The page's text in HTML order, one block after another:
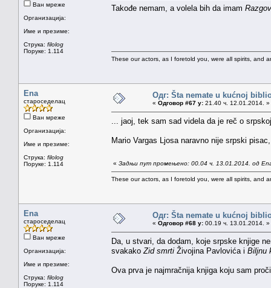
Ван мреже
Организација:
Име и презиме:
Струка: filolog
Поруке: 1.114
Takođe nemam, a volela bih da imam
These our actors, as I foretold you, were all spirits, and
Ena
староседелац
Ван мреже
Организација:
Име и презиме:
Струка: filolog
Поруке: 1.114
Одг: Šta nemate u kućnoj
« Одговор #67 у: 21.40 ч. 12.01.2014. »
... jaoj, tek sam sad videla da je reč o
Mario Vargas Ljosa naravno nije srpski
« Задњи пут промењено: 00.04 ч. 13.01.2014. од
These our actors, as I foretold you, were all spirits, and
Ena
староседелац
Ван мреже
Организација:
Име и презиме:
Струка: filolog
Поруке: 1.114
Одг: Šta nemate u kućnoj
« Одговор #68 у: 00.19 ч. 13.01.2014. »
Da, u stvari, da dodam, koje srpske knjige
svakako Zid smrti Živojina Pavlovića i Biljnu
Ova prva je najmračnija knjiga koju sam